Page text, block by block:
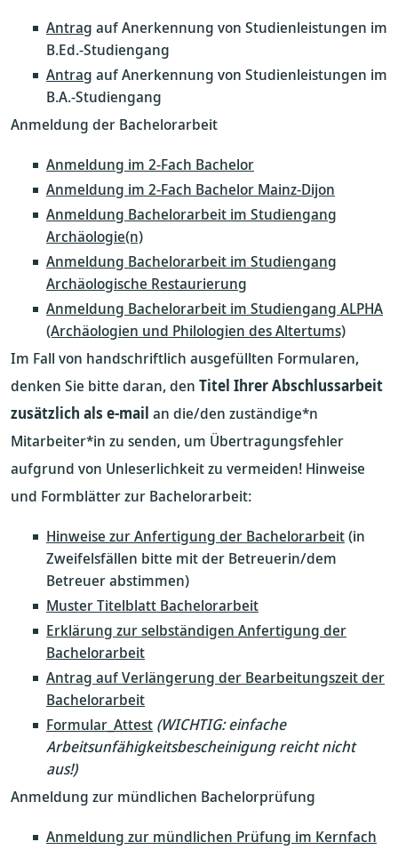
Antrag auf Anerkennung von Studienleistungen im
B.Ed.-Studiengang
Antrag auf Anerkennung von Studienleistungen im
B.A.-Studiengang
Anmeldung der Bachelorarbeit
Anmeldung im 2-Fach Bachelor
Anmeldung im 2-Fach Bachelor Mainz-Dijon
Anmeldung Bachelorarbeit im Studiengang
Archäologie(n)
Anmeldung Bachelorarbeit im Studiengang
Archäologische Restaurierung
Anmeldung Bachelorarbeit im Studiengang ALPHA
(Archäologien und Philologien des Altertums)
Im Fall von handschriftlich ausgefüllten Formularen,
denken Sie bitte daran, den Titel Ihrer Abschlussarbeit
zusätzlich als e-mail an die/den zuständige*n
Mitarbeiter*in zu senden, um Übertragungsfehler
aufgrund von Unleserlichkeit zu vermeiden! Hinweise
und Formblätter zur Bachelorarbeit:
Hinweise zur Anfertigung der Bachelorarbeit(in
Zweifelsfällen bitte mit der Betreuerin/dem
Betreuer abstimmen)
Muster Titelblatt Bachelorarbeit
Erklärung zur selbständigen Anfertigung der
Bachelorarbeit
Antrag auf Verlängerung der Bearbeitungszeit der
Bachelorarbeit
Formular_Attest (WICHTIG: einfache
Arbeitsunfähigkeitsbescheinigung reicht nicht
aus!)
Anmeldung zur mündlichen Bachelorprüfung
Anmeldung zur mündlichen Prüfung im Kernfach